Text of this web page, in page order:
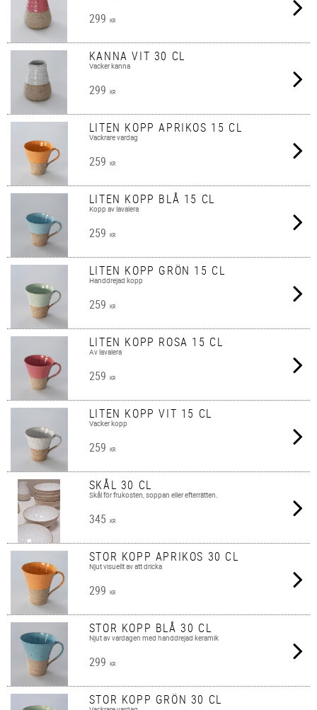
299 KR
KANNA VIT 30 CL
Vacker kanna
299 KR
LITEN KOPP APRIKOS 15 CL
Vackrare vardag
259 KR
LITEN KOPP BLÅ 15 CL
Kopp av lavalera
259 KR
LITEN KOPP GRÖN 15 CL
Handdrejad kopp
259 KR
LITEN KOPP ROSA 15 CL
Av lavalera
259 KR
LITEN KOPP VIT 15 CL
Vacker kopp
259 KR
SKÅL 30 CL
Skål för frukosten, soppan eller efterrätten.
345 KR
STOR KOPP APRIKOS 30 CL
Njut visuellt av att dricka
299 KR
STOR KOPP BLÅ 30 CL
Njut av vardagen med handdrejad keramik
299 KR
STOR KOPP GRÖN 30 CL